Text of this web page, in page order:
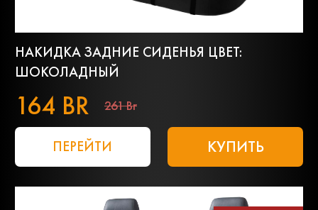
НАКИДКА ЗАДНИЕ СИДЕНЬЯ ЦВЕТ:
ШОКОЛАДНЫЙ
164 BR 261 Br
ПЕРЕЙТИ КУПИТЬ